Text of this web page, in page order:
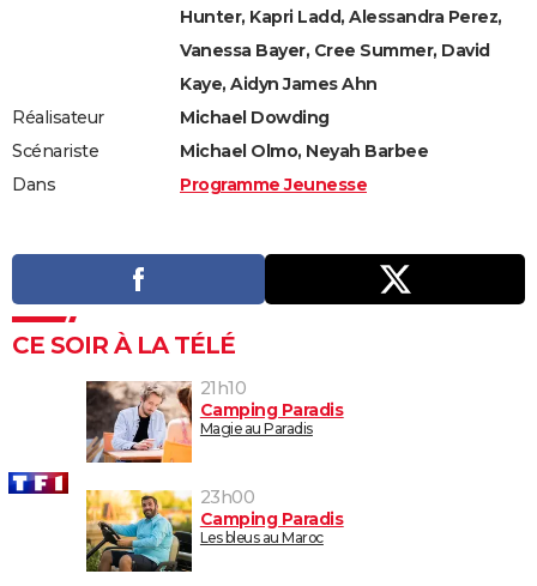
Hunter, Kapri Ladd, Alessandra Perez,
Vanessa Bayer, Cree Summer, David
Kaye, Aidyn James Ahn
Réalisateur
Michael Dowding
Scénariste
Michael Olmo, Neyah Barbee
Dans
Programme Jeunesse
CE SOIR À LA TÉLÉ
21h10
Camping Paradis
Magie au Paradis
23h00
Camping Paradis
Les bleus au Maroc